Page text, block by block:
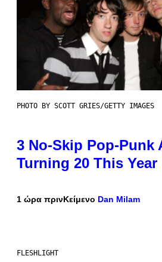
PHOTO BY SCOTT GRIES/GETTY IMAGES
3 No-Skip Pop-Punk
Turning 20 This Year
1 ώρα πρινΚείμενο Dan Milam
FLESHLIGHT